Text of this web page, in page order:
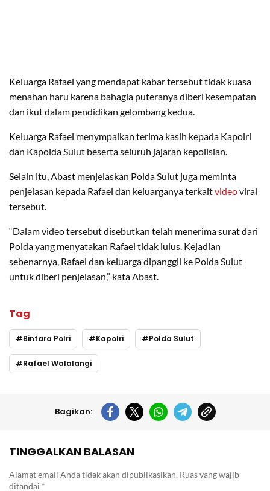
Keluarga Rafael yang mendapat kabar tersebut tidak kuasa
menahan haru karena bahagia puteranya diberi kesempatan
dan ikut dalam pendidikan gelombang kedua.
Keluarga Rafael menympaikan terima kasih kepada Kapolri
dan Kapolda Sulut beserta seluruh jajaran kepolisian.
Selain itu, Abast menjelaskan Polda Sulut juga meminta
penjelasan kepada Rafael dan keluarganya terkaitvideoviral
tersebut.
“Dalam video tersebut disebutkan telah menerima surat dari
Polda yang menyatakan Rafael tidak lulus. Kejadian
sebenarnya, Rafael dan keluarga dipanggil ke Polda Sulut
untuk diberi penjelasan,” kata Abast.
Tag
Bintara Polri Kapolri Polda Sulut
Rafael Walalangi
Bagikan:
TINGGALKAN BALASAN
Alamat email Anda tidak akan dipublikasikan. Ruas yang wajib
ditandai *